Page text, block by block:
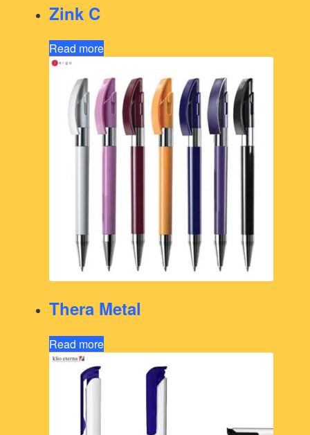
Zink C
Read more
Thera Metal
Read more